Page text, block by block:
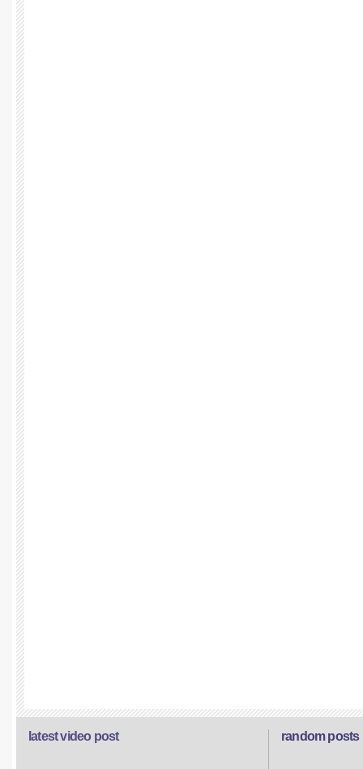
random posts
latest video post